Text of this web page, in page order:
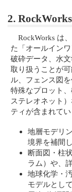
2.
RockWorks は
た「オールイン
破砕データ、水
取り扱うことが
ル、フェンス図
特殊なプロット
ステレオネット
ティが含まれてい
地層モデリ
境界を補間
断面図・柱
ラム）や、
地球化学・
モデルとし